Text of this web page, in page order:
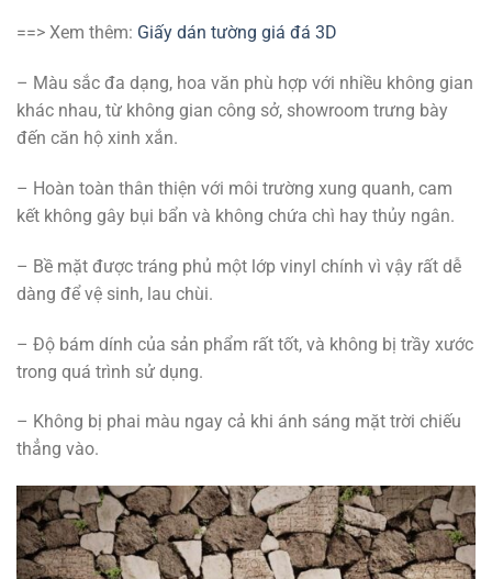
==> Xem thêm: Giấy dán tường giá đá 3D
– Màu sắc đa dạng, hoa văn phù hợp với nhiều không gian
khác nhau, từ không gian công sở, showroom trưng bày
đến căn hộ xinh xắn.
– Hoàn toàn thân thiện với môi trường xung quanh, cam
kết không gây bụi bẩn và không chứa chì hay thủy ngân.
– Bề mặt được tráng phủ một lớp vinyl chính vì vậy rất dễ
dàng để vệ sinh, lau chùi.
– Độ bám dính của sản phẩm rất tốt, và không bị trầy xước
trong quá trình sử dụng.
– Không bị phai màu ngay cả khi ánh sáng mặt trời chiếu
thẳng vào.